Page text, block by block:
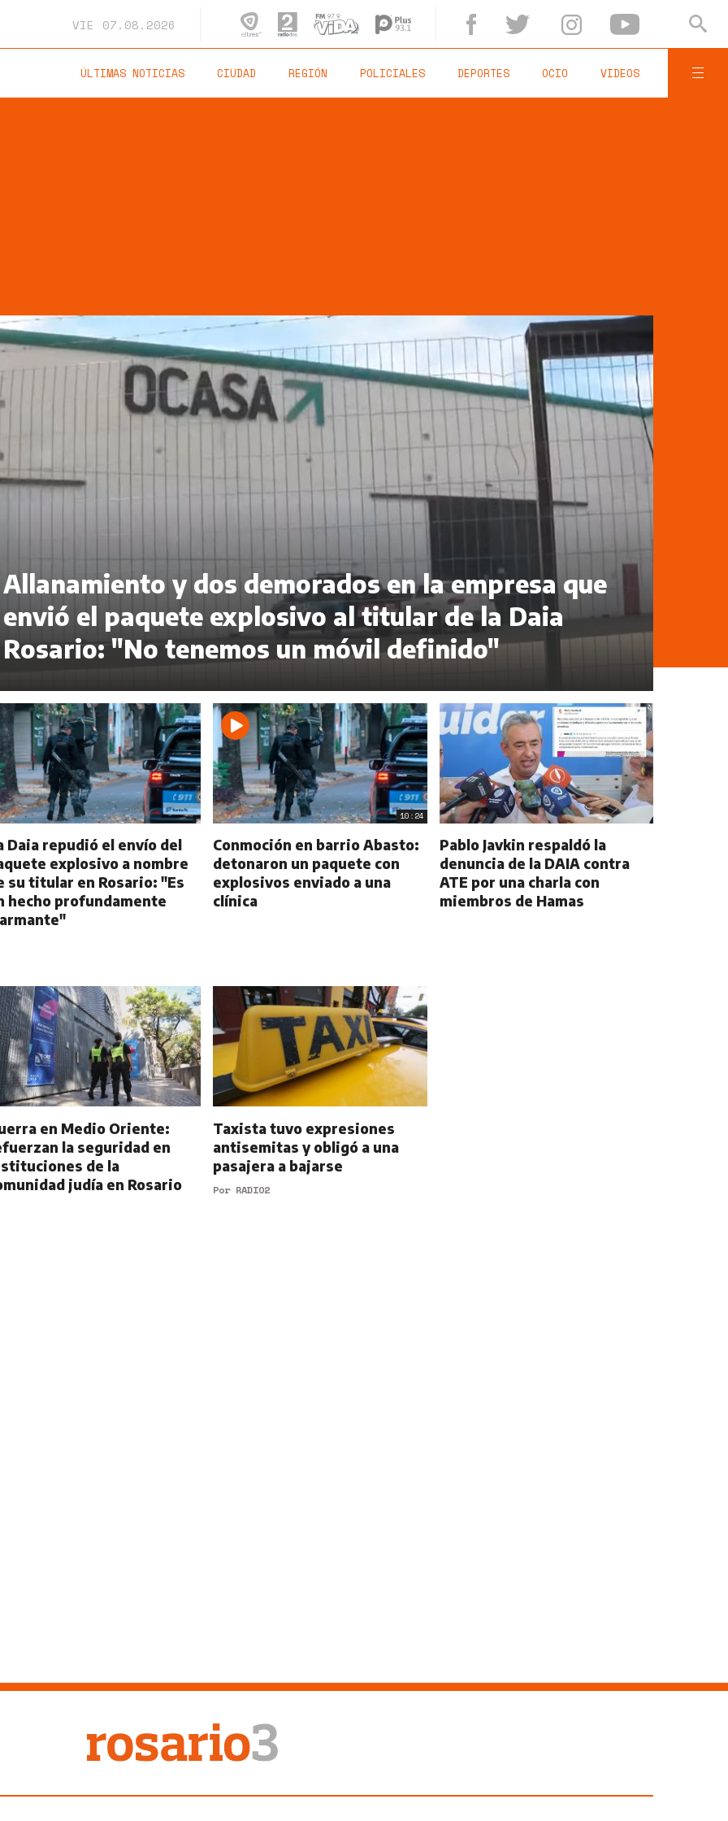
VIE 07.08.2026
ÚLTIMAS NOTICIAS CIUDAD REGIÓN POLICIALES DEPORTES OCIO VIDEOS
Allanamiento y dos demorados en la empresa que
envió el paquete explosivo al titular de la Daia
Rosario: "No tenemos un móvil definido"
Daia repudió el envío del
explosivo a nombre
su titular en Rosario: "Es
hecho profundamente
10:24
Conmoción en barrio Abasto:
detonaron un paquete con
explosivos enviado a una
clínica
Pablo Javkin respaldó la
denuncia de la DAIA contra
ATE por una charla con
miembros de Hamas
en Medio Oriente:
la seguridad en
de la
judía en Rosario
Taxista tuvo expresiones
antisemitas y obligó a una
pasajera a bajarse
Por RADIO2